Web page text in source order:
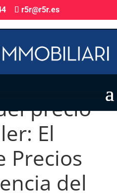
r5r@r5r.es
precio
El
Precios
del